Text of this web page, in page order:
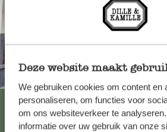
Deze website maakt
We gebruiken cookies om content en
personaliseren, om functies voor
om ons websiteverkeer te
informatie over uw gebruik van onze
Immer in der Nähe
Alle 62 Geschäfte anzeigen